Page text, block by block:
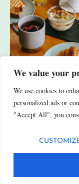
We value your
We use cookies to
personalized ads or
"Accept All", you
JA, ICH HABE
©